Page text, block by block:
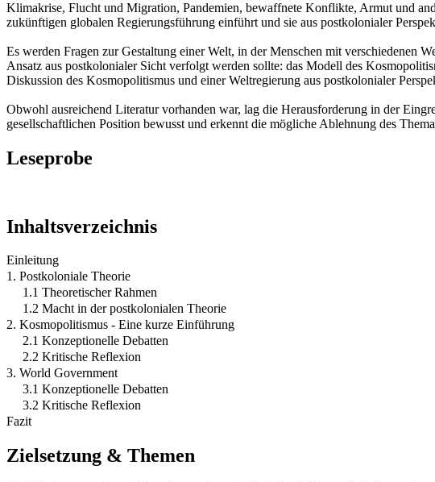
Klimakrise, Flucht und Migration, Pandemien, bewaffnete Konflikte, Armut und
zukünftigen globalen Regierungsführung einführt und sie aus postkolonialer
Es werden Fragen zur Gestaltung einer Welt, in der Menschen mit verschiedenen
Ansatz aus postkolonialer Sicht verfolgt werden sollte: das Modell des
Diskussion des Kosmopolitismus und einer Weltregierung aus postkolonialer
Obwohl ausreichend Literatur vorhanden war, lag die Herausforderung in der
gesellschaftlichen Position bewusst und erkennt die mögliche Ablehnung des
Leseprobe
Inhaltsverzeichnis
Einleitung
1. Postkoloniale Theorie
1.1 Theoretischer Rahmen
1.2 Macht in der postkolonialen Theorie
2. Kosmopolitismus - Eine kurze Einführung
2.1 Konzeptionelle Debatten
2.2 Kritische Reflexion
3. World Government
3.1 Konzeptionelle Debatten
3.2 Kritische Reflexion
Fazit
Zielsetzung & Themen